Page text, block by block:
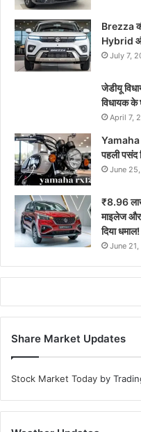
Brezza
Hybrid
July 7,
जेडीयू
विधायक के
April 7,
Yamaha
पहली पसंद
June
₹8.96
माइलेज
दिया धमाल!
June
Share Market Updates
Stock Market Today by